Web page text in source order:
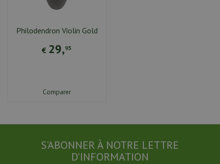
Philodendron Violin Gold
€ 29,95
Comparer
S'ABONNER À NOTRE LETTRE
D'INFORMATION